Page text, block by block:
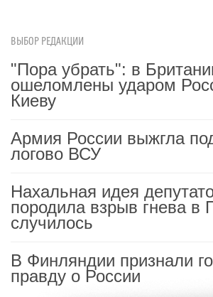
ВЫБОР РЕДАКЦИИ
"Пора убрать": в
ошеломлены ударом
Киеву
Армия России выжгла
логово ВСУ
Нахальная идея
породила взрыв гнева в
случилось
В Финляндии признали
правду о России